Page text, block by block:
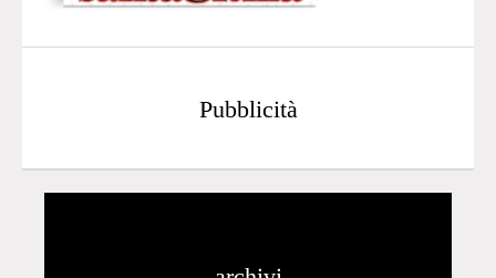
Pubblicità